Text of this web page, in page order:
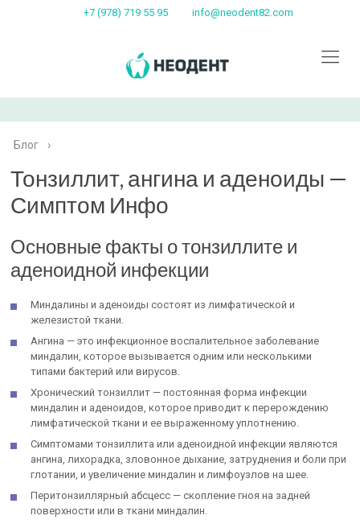
+7 (978) 719 55 95 info@neodent82.com
Блог ›
Тонзиллит, ангина и аденоиды —
Симптом Инфо
Основные факты о тонзиллите и
аденоидной инфекции
Миндалины и аденоиды состоят из лимфатической и
железистой ткани.
Ангина — это инфекционное воспалительное заболевание
миндалин, которое вызывается одним или несколькими
типами бактерий или вирусов.
Хронический тонзиллит — постоянная форма инфекции
миндалин и аденоидов, которое приводит к перерождению
лимфатической ткани и ее выраженному уплотнению.
Симптомами тонзиллита или аденоидной инфекции являются
ангина, лихорадка, зловонное дыхание, затруднения и боли при
глотании, и увеличение миндалин и лимфоузлов на шее.
Перитонзиллярный абсцесс — скопление гноя на задней
поверхности или в ткани миндалин.